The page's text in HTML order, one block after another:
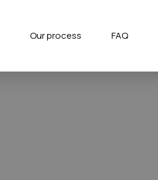
Our process FAQ